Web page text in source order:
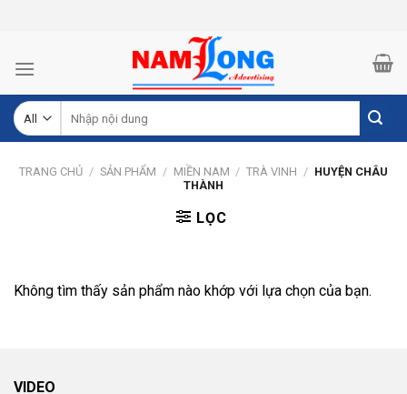
kiếm:
TRANG CHỦ / SẢN PHẨM / MIỀN NAM / TRÀ VINH / HUYỆN CHÂU
THÀNH
LỌC
Không tìm thấy sản phẩm nào khớp với lựa chọn của bạn.
VIDEO